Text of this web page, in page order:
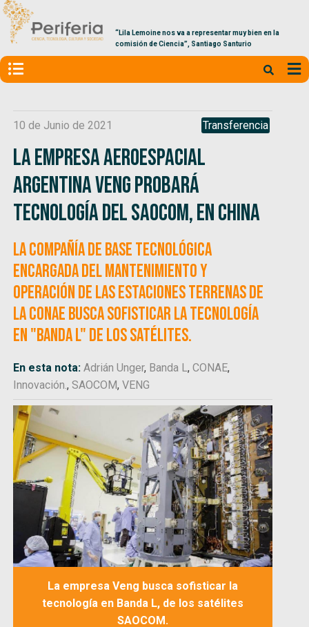
“Lila Lemoine nos va a representar muy bien en la
comisión de Ciencia”, Santiago Santurio
10 de Junio de 2021 Transferencia
La empresa aeroespacial
argentina Veng probará
tecnología del SAOCOM, en China
La compañía de base tecnológica
encargada del mantenimiento y
operación de las Estaciones Terrenas de
la CONAE busca sofisticar la tecnología
en "Banda L" de los satélites.
En esta nota:Adrián Unger, Banda L,CONAE,
Innovación.,SAOCOM,VENG
La empresa Veng busca sofisticar la
tecnología en Banda L, de los satélites
SAOCOM.